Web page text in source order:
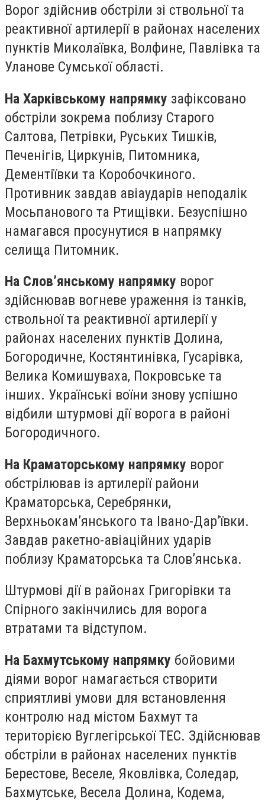
Ворог здійснив обстріли зі ствольної та
реактивної артилерії в районах населених
пунктів Миколаївка, Волфине, Павлівка та
Уланове Сумської області.
На Харківському напрямку зафіксовано
обстріли зокрема поблизу Старого
Салтова, Петрівки, Руських Тишків,
Печенігів, Циркунів, Питомника,
Дементіївки та Коробочкиного.
Противник завдав авіаударів неподалік
Мосьпанового та Ртищівки. Безуспішно
намагався просунутися в напрямку
селища Питомник.
На Слов’янському напрямку ворог
здійснював вогневе ураження із танків,
ствольної та реактивної артилерії у
районах населених пунктів Долина,
Богородичне, Костянтинівка, Гусарівка,
Велика Комишуваха, Покровське та
інших. Українські воїни знову успішно
відбили штурмові дії ворога в районі
Богородичного.
На Краматорському напрямку ворог
обстрілював із артилерії райони
Краматорська, Серебрянки,
Верхньокам’янського та Івано-Дар’ївки.
Завдав ракетно-авіаційних ударів
поблизу Краматорська та Слов’янська.
Штурмові дії в районах Григорівки та
Спірного закінчились для ворога
втратами та відступом.
На Бахмутському напрямку бойовими
діями ворог намагається створити
сприятливі умови для встановлення
контролю над містом Бахмут та
територією Вуглегірської ТЕС. Здійснював
обстріли в районах населених пунктів
Берестове, Веселе, Яковлівка, Соледар,
Бахмутське, Весела Долина, Кодема,